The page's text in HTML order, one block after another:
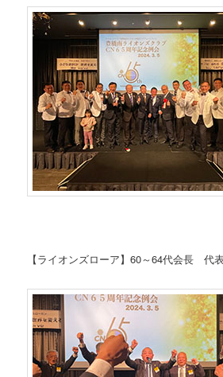
【ライオンズローア】60～64代会長 代